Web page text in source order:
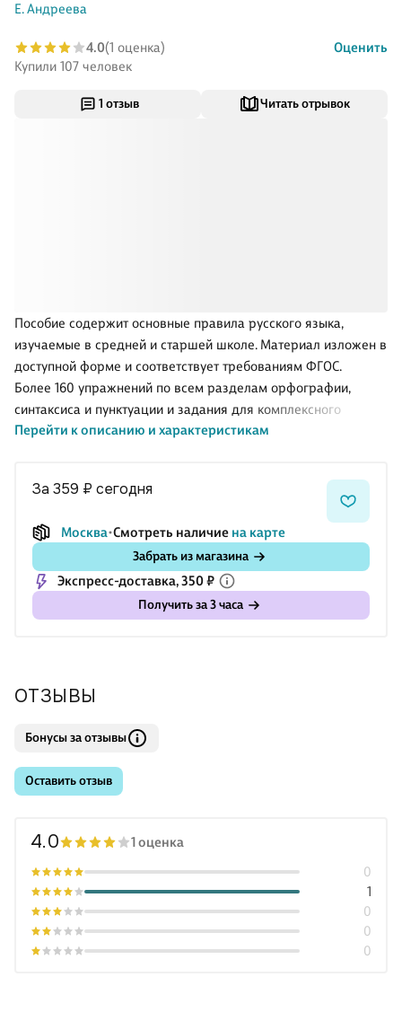
1 отзыв Читать отрывок
Пособие содержит основные правила русского языка,
изучаемые в средней и старшей школе. Материал изложен в
доступной форме и соответствует требованиям ФГОС.
Более 160 упражнений по всем разделам орфографии,
синтаксиса и пунктуации и задания для комплексного
анализа текста дадут возможность повторить пройденный
конце книги.
Данное издание предназначено для учащихся средних и
старших классов и учителей, а также всех желающих
вспомнить ключевые аспекты русского языка и повысить
уровень грамотности.
Перейти к описанию и характеристикам
Е. Андреева
4.0(1 оценка)
Оценить
Купили 107 человек
за 359 ₽ сегодня
Москва Смотреть наличие на карте
Забрать из магазина
Экспресс-доставка, 350 ₽
Получить за 3 часа
ОТЗЫВЫ
Бонусы за отзывы
Оставить отзыв
4.0 1 оценка
0
0
0
1
0